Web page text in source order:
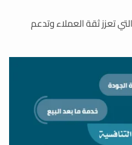
التي تعزز ثقة العملاء وتدعم